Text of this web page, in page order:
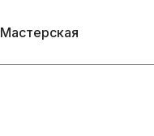
Мастерская